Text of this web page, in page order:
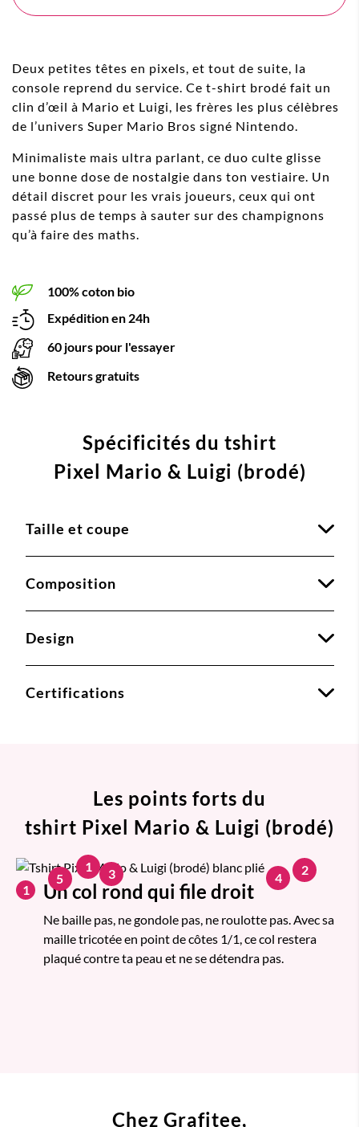
Deux petites têtes en pixels, et tout de suite, la
console reprend du service. Ce t-shirt brodé fait un
clin d’œil à Mario et Luigi, les frères les plus célèbres
de l’univers Super Mario Bros signé Nintendo.
Minimaliste mais ultra parlant, ce duo culte glisse
une bonne dose de nostalgie dans ton vestiaire. Un
détail discret pour les vrais joueurs, ceux qui ont
passé plus de temps à sauter sur des champignons
qu’à faire des maths.
100% coton bio
Expédition en 24h
60 jours pour l'essayer
Retours gratuits
Spécificités du tshirt
Pixel Mario & Luigi (brodé)
Taille et coupe
Composition
Design
Certifications
Les points forts du
tshirt Pixel Mario & Luigi (brodé)
1 Un col rond qui file droit
Ne baille pas, ne gondole pas, ne roulotte pas. Avec sa
maille tricotée en point de côtes 1/1, ce col restera
plaqué contre ta peau et ne se détendra pas.
1 2
3 4
5
Chez Grafitee,